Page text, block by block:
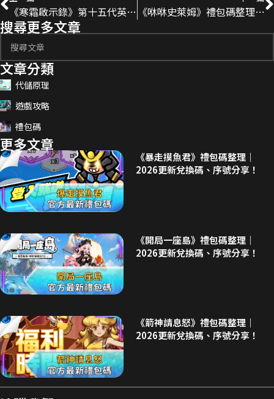
《寒霜啟示錄》第十五代英雄介紹｜漢克、艾絲黛拉、維薇卡技能與定位分析 《咻咻史萊姆》禮包碼整理｜2026更新兌換碼、序號分享！
搜尋更多文章
文章分類
代儲原理
遊戲攻略
禮包碼
更多文章
《暴走摸魚君》禮包碼整理｜
2026更新兌換碼、序號分享！
《開局一座島》禮包碼整理｜
2026更新兌換碼、序號分享！
《箭神請息怒》禮包碼整理｜
2026更新兌換碼、序號分享！